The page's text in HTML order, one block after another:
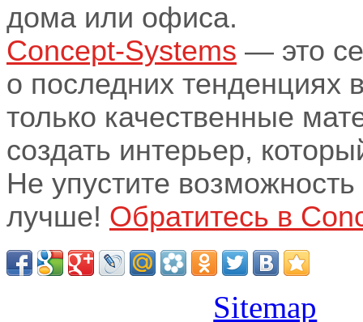
дома или офиса.
Concept-Systems — это
о последних тенденциях
только качественные
создать интерьер,
Не упустите
лучше! Обратитесь в
Sitemap